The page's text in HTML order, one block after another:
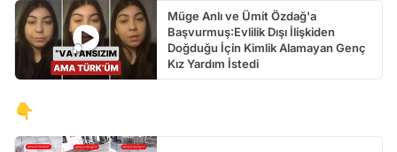
Müge Anlı ve Ümit Özdağ'a
Başvurmuş:Evlilik Dışı İlişkiden
Doğduğu İçin Kimlik Alamayan Genç
Kız Yardım İstedi
👇